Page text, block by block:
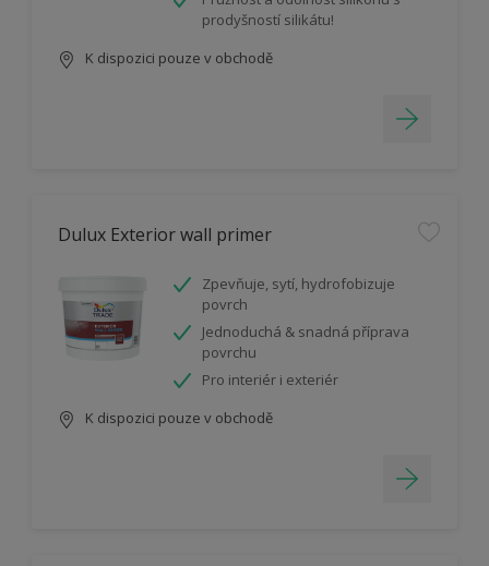
prodyšností silikátu!
K dispozici pouze v obchodě
Dulux Exterior wall primer
Zpevňuje, sytí, hydrofobizuje
povrch
Jednoduchá & snadná příprava
povrchu
Pro interiér i exteriér
K dispozici pouze v obchodě